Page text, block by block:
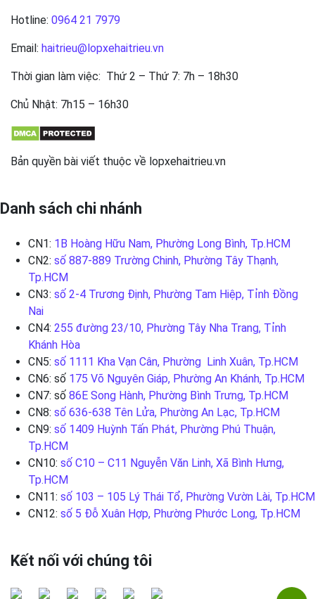
Hotline: 0964 21 7979
Email: haitrieu@lopxehaitrieu.vn
Thời gian làm việc: Thứ 2 – Thứ 7: 7h – 18h30
Chủ Nhật: 7h15 – 16h30
Bản quyền bài viết thuộc về lopxehaitrieu.vn
Danh sách chi nhánh
CN1: 1B Hoàng Hữu Nam, Phường Long Bình, Tp.HCM
CN2: số 887-889 Trường Chinh, Phường Tây Thạnh,
Tp.HCM
CN3: số 2-4 Trương Định, Phường Tam Hiệp, Tỉnh Đồng
Nai
CN4: 255 đường 23/10, Phường Tây Nha Trang, Tỉnh
Khánh Hòa
CN5: số 1111 Kha Vạn Cân, Phường Linh Xuân, Tp.HCM
CN6: số 175 Võ Nguyên Giáp, Phường An Khánh, Tp.HCM
CN7: số 86E Song Hành, Phường Bình Trưng, Tp.HCM
CN8: số 636-638 Tên Lửa, Phường An Lạc, Tp.HCM
CN9: số 1409 Huỳnh Tấn Phát, Phường Phú Thuận,
Tp.HCM
CN10: số C10 – C11 Nguyễn Văn Linh, Xã Bình Hưng,
Tp.HCM
CN11: số 103 – 105 Lý Thái Tổ, Phường Vườn Lài, Tp.HCM
CN12: số 5 Đỗ Xuân Hợp, Phường Phước Long, Tp.HCM
Kết nối với chúng tôi